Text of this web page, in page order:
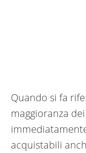
Quando si fa
maggioranza
acquistabili